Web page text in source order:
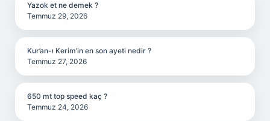
Yazok et ne demek ?
Temmuz 29, 2026
Kur’an-ı Kerim’in en son ayeti nedir ?
Temmuz 27, 2026
650 mt top speed kaç ?
Temmuz 24, 2026